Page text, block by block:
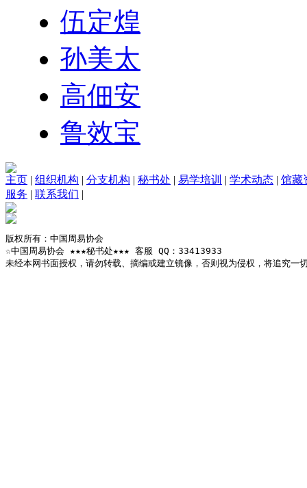
伍定煌
孙美太
高佃安
鲁效宝
主页 | 组织机构 | 分支机构 | 秘书处 | 易学培训 | 学术动态 | 馆藏
服务 | 联系我们 |
版权所有：中国周易协会
☆中国周易协会 ★★★秘书处★★★ 客服 QQ：33413933
未经本网书面授权，请勿转载、摘编或建立镜像，否则视为侵权，将追究一